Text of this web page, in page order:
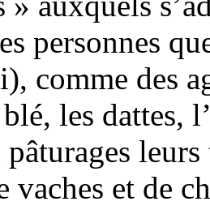
personnes
comme des
les dattes,
vaches et de